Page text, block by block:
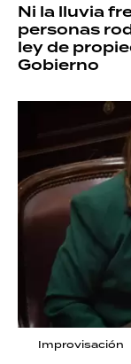
Ni la lluvia
personas
ley de
Gobierno
Improvisación